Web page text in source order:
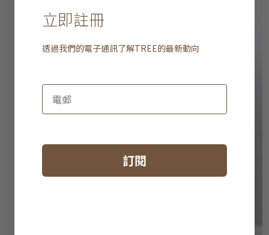
立即註冊
透過我們的電子通訊了解TREE的最新動向
訂閱